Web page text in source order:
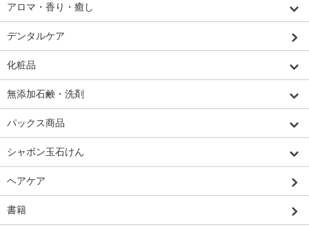
アロマ・香り・癒し
デンタルケア
化粧品
無添加石鹸・洗剤
パックス商品
シャボン玉石けん
ヘアケア
書籍